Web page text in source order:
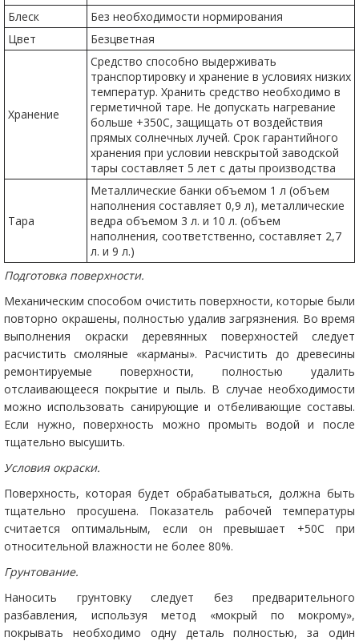
Блеск
Без необходимости нормирования
Цвет
Безцветная
Хранение
Средство способно выдерживать
транспортировку и хранение в условиях низких
температур. Хранить средство необходимо в
герметичной таре. Не допускать нагревание
больше +350С, защищать от воздействия
прямых солнечных лучей. Срок гарантийного
хранения при условии невскрытой заводской
тары составляет 5 лет с даты производства
Тара
Металлические банки объемом 1 л (объем
наполнения составляет 0,9 л), металлические
ведра объемом 3 л. и 10 л. (объем
наполнения, соответственно, составляет 2,7
л. и 9 л.)
Подготовка поверхности.
Механическим способом очистить поверхности, которые были
повторно окрашены, полностью удалив загрязнения. Во время
выполнения окраски деревянных поверхностей следует
расчистить смоляные «карманы». Расчистить до древесины
ремонтируемые поверхности, полностью удалить
отслаивающееся покрытие и пыль. В случае необходимости
можно использовать санирующие и отбеливающие составы.
Если нужно, поверхность можно промыть водой и после
тщательно высушить.
Условия окраски.
Поверхность, которая будет обрабатываться, должна быть
тщательно просушена. Показатель рабочей температуры
считается оптимальным, если он превышает +50С при
относительной влажности не более 80%.
Грунтование.
Наносить грунтовку следует без предварительного
разбавления, используя метод «мокрый по мокрому»,
покрывать необходимо одну деталь полностью, за один